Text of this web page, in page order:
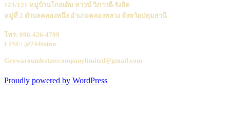
123/121 หมู่บ้านโกลเด้น ทาวน์ วิภาวดี-รังสิต
หมู่ที่ 2 ตำบลคลองหนึ่ง อำเภอคลองหลวง จังหวัดปทุมธานี
โทร: 098-426-4799
LINE: @744infau
Growaroundestatecompanylimited@gmail.com
Proudly powered by WordPress